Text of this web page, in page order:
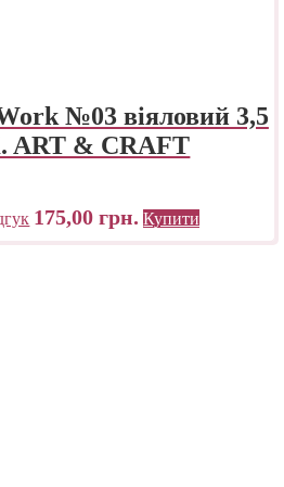
№03 віяловий 3,5
ART & CRAFT
175,00грн. Купити